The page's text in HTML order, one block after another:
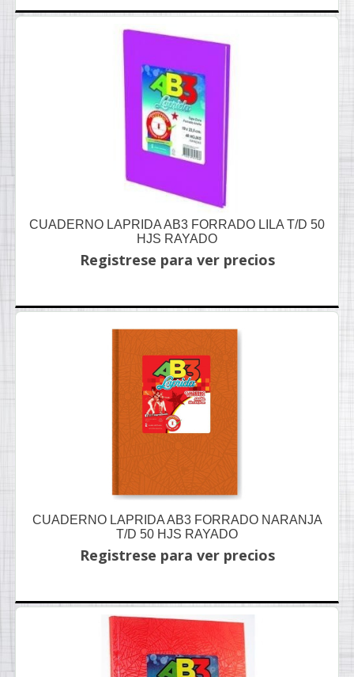
CUADERNO LAPRIDA AB3 FORRADO LILA T/D 50
HJS RAYADO
Registrese para ver precios
CUADERNO LAPRIDA AB3 FORRADO NARANJA
T/D 50 HJS RAYADO
Registrese para ver precios